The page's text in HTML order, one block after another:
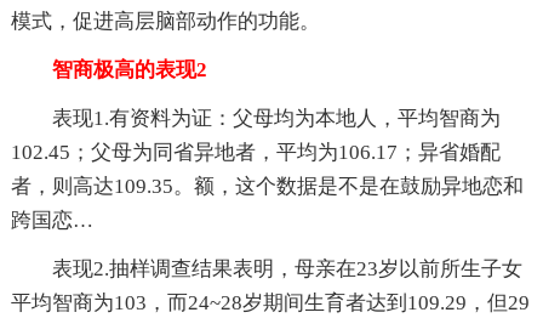
模式，促进高层脑部动作的功能。
智商极高的表现2
表现1.有资料为证：父母均为本地人，平均智商为
102.45；父母为同省异地者，平均为106.17；异省婚配
者，则高达109.35。额，这个数据是不是在鼓励异地恋和
跨国恋…
表现2.抽样调查结果表明，母亲在23岁以前所生子女
平均智商为103，而24~28岁期间生育者达到109.29，但29